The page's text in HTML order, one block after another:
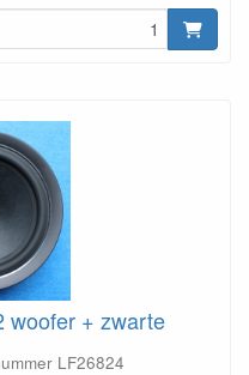
woofer + zwarte
LF26824